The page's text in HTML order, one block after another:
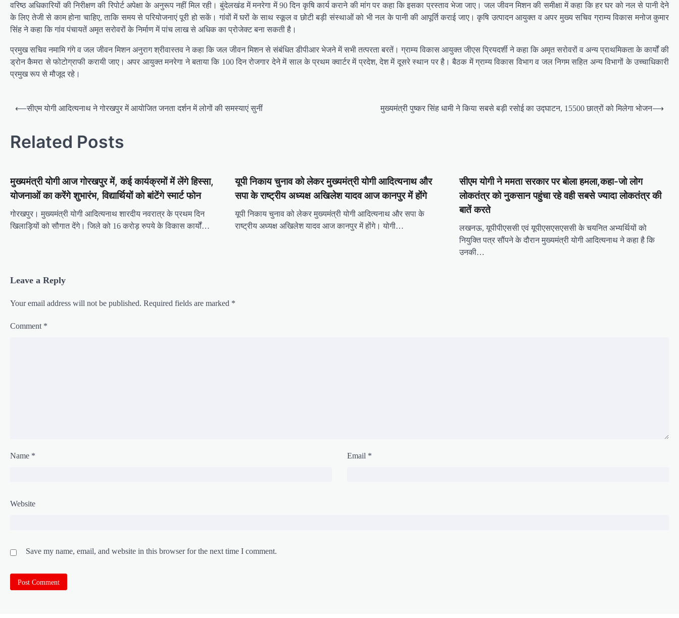
वरिष्ठ अधिकारियों की निरीक्षण की रिपोर्ट अपेक्षा के अनुरूप नहीं मिल रही। बुंदेलखंड में मनरेगा में 90 दिन कृषि कार्य कराने की मांग पर कहा कि इसका प्रस्ताव भेजा जाए। जल जीवन मिशन की समीक्षा में कहा कि हर घर को नल से पानी देने
के लिए तेजी से काम होना चाहिए, ताकि समय से परियोजनाएं पूरी हो सकें। गांवों में घरों के साथ स्कूल व छोटी बड़ी संस्थाओं को भी नल के पानी की आपूर्ति कराई जाए। कृषि उत्पादन आयुक्त व अपर मुख्य सचिव ग्राम्य विकास मनोज कुमार
स‍िंंह ने कहा कि गांव पंचायतें अमृत सरोवरों के निर्माण में पांच लाख से अधिक का प्रोजेक्ट बना सकती है।
प्रमुख सचिव नमामि गंगे व जल जीवन मिशन अनुराग श्रीवास्तव ने कहा कि जल जीवन मिशन से संबंधित डीपीआर भेजने में सभी तत्परता बरतें। ग्राम्य विकास आयुक्त जीएस प्रियदर्शी ने कहा कि अमृत सरोवरों व अन्य प्राथमिकता के कार्यों की
ड्रोन कैमरा से फोटोग्राफी करायी जाए। अपर आयुक्त मनरेगा ने बताया कि 100 दिन रोजगार देने में साल के प्रथम क्वार्टर में प्रदेश, देश में दूसरे स्थान पर है। बैठक में ग्राम्य विकास विभाग व जल निगम सहित अन्य विभागों के उच्चाधिकारी
प्रमुख रूप से मौजूद रहे।
s
t
a
v
i
g
i
n
⟵सीएम योगी आद‍ित्‍यनाथ ने गोरखपुर में आयोज‍ित जनता दर्शन में लोगों की समस्‍याएं सुनीं मुख्यमंत्री पुष्कर सिंह धामी ने किया सबसे बड़ी रसोई का उद्घाटन, 15500 छात्रों को मिलेगा भोजन⟶
Related Posts
मुख्यमंत्री योगी आज गोरखपुर में, कई कार्यक्रमों में लेंगे हिस्सा,
योजनाओं का करेंगे शुभारंभ, विद्यार्थियों को बांटेंगे स्मार्ट फोन
गोरखपुर। मुख्यमंत्री योगी आदित्यनाथ शारदीय नवरात्र के प्रथम दिन
खिलाड़ियों को सौगात देंगे। जिले को 16 करोड़ रुपये के विकास कार्यों…
यूपी निकाय चुनाव को लेकर मुख्यमंत्री योगी आदित्यनाथ और
सपा के राष्ट्रीय अध्यक्ष अखिलेश यादव आज कानपुर में होंगे
यूपी निकाय चुनाव को लेकर मुख्यमंत्री योगी आदित्यनाथ और सपा के
राष्ट्रीय अध्यक्ष अखिलेश यादव आज कानपुर में होंगे। योगी…
सीएम योगी ने ममता सरकार पर बोला हमला,कहा-जो लोग
लोकतंत्र को नुकसान पहुंचा रहे वही सबसे ज्यादा लोकतंत्र की
बातें करते
लखनऊ, यूपीपीएससी एवं यूपीएसएसएससी के चयन‍ित अभ्‍यर्थ‍ियों को
न‍ियुक्‍त‍ि पत्र सौंपने के दौरान मुख्यमंत्री योगी आदित्यनाथ ने कहा है कि
उनकी…
Leave a Reply
Your email address will not be published. Required fields are marked *
Comment *
Name * Email *
Website
Save my name, email, and website in this browser for the next time I comment.